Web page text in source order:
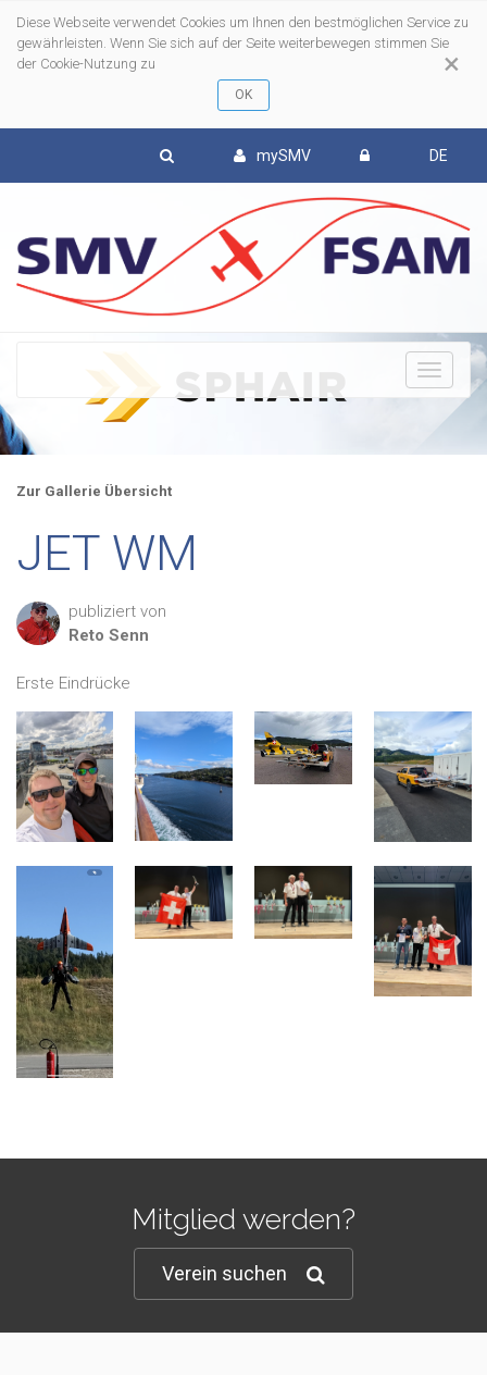
×
Diese Webseite verwendet Cookies um Ihnen den bestmöglichen Service zu
gewährleisten. Wenn Sie sich auf der Seite weiterbewegen stimmen Sie
der Cookie-Nutzung zu
mySMV DE
Zur Gallerie Übersicht
JET WM
publiziert von
Reto Senn
Erste Eindrücke
Mitglied werden?
Verein suchen